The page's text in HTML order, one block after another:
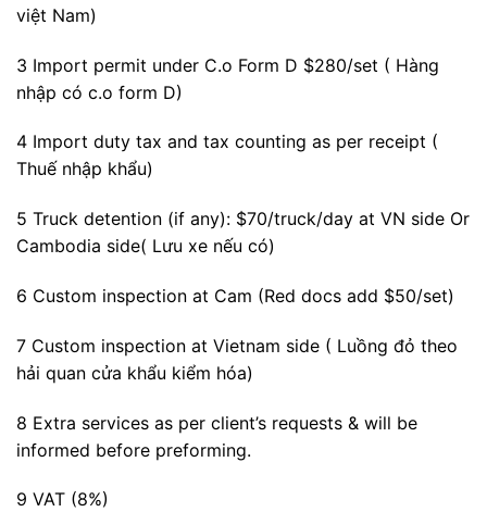
việt Nam)
3 Import permit under C.o Form D $280/set ( Hàng
nhập có c.o form D)
4 Import duty tax and tax counting as per receipt (
Thuế nhập khẩu)
5 Truck detention (if any): $70/truck/day at VN side Or
Cambodia side( Lưu xe nếu có)
6 Custom inspection at Cam (Red docs add $50/set)
7 Custom inspection at Vietnam side ( Luồng đỏ theo
hải quan cửa khẩu kiểm hóa)
8 Extra services as per client’s requests & will be
informed before preforming.
9 VAT (8%)